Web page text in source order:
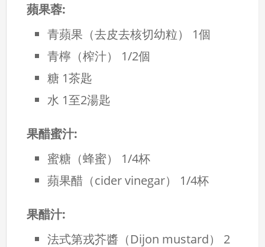
蘋果蓉:
青蘋果（去皮去核切幼粒） 1個
青檸（榨汁） 1/2個
糖 1茶匙
水 1至2湯匙
果醋蜜汁:
蜜糖（蜂蜜） 1/4杯
蘋果醋（cider vinegar） 1/4杯
果醋汁:
法式第戎芥醬（Dijon mustard） 2